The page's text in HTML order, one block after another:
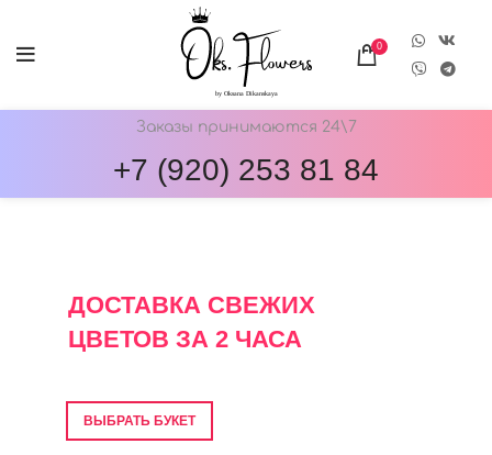
0
Заказы принимаются 24\7
+7 (920) 253 81 84
ДОСТАВКА СВЕЖИХ
ЦВЕТОВ ЗА 2 ЧАСА
ВЫБРАТЬ БУКЕТ